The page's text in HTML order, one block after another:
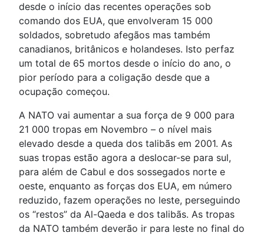
desde o início das recentes operações sob
comando dos EUA, que envolveram 15 000
soldados, sobretudo afegãos mas também
canadianos, britânicos e holandeses. Isto perfaz
um total de 65 mortos desde o início do ano, o
pior período para a coligação desde que a
ocupação começou.
A NATO vai aumentar a sua força de 9 000 para
21 000 tropas em Novembro – o nível mais
elevado desde a queda dos talibãs em 2001. As
suas tropas estão agora a deslocar-se para sul,
para além de Cabul e dos sossegados norte e
oeste, enquanto as forças dos EUA, em número
reduzido, fazem operações no leste, perseguindo
os “restos” da Al-Qaeda e dos talibãs. As tropas
da NATO também deverão ir para leste no final do